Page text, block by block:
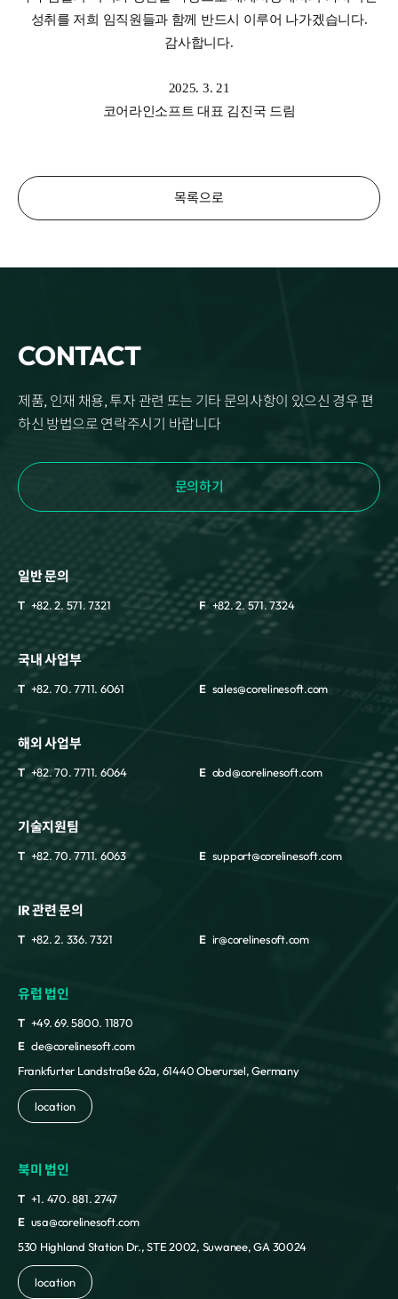
성취를 저희 임직원들과 함께 반드시 이루어 나가겠습니다.
감사합니다.
2025. 3. 21
코어라인소프트 대표 김진국 드림
목록으로
CONTACT
제품, 인재 채용, 투자 관련 또는 기타 문의사항이 있으신 경우 편
하신 방법으로 연락주시기 바랍니다
문의하기
일반 문의
T +82. 2. 571. 7321 F +82. 2. 571. 7324
국내 사업부
T +82. 70. 7711. 6061 E sales@corelinesoft.com
해외 사업부
T +82. 70. 7711. 6064 E obd@corelinesoft.com
기술지원팀
T +82. 70. 7711. 6063 E support@corelinesoft.com
IR 관련 문의
T +82. 2. 336. 7321 E ir@corelinesoft.com
유럽 법인
T +49. 69. 5800. 11870
E cle@corelinesoft.com
Frankfurter Landstraße 62a, 61440 Oberursel, Germany
location
북미 법인
T +1. 470. 881. 2747
E usa@corelinesoft.com
530 Highland Station Dr., STE 2002, Suwanee, GA 30024
location